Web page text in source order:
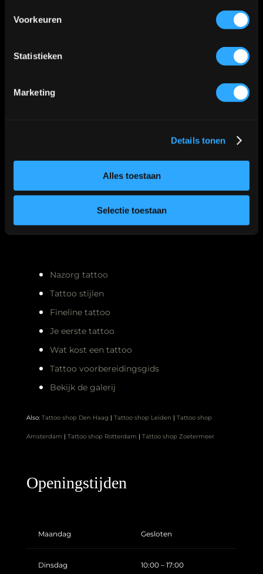
Voorkeuren
Statistieken
Marketing
Details tonen
Alles toestaan
Selectie toestaan
Klikhier
Meest gelezen
Nazorg tattoo
Tattoo stijlen
Fineline tattoo
Je eerste tattoo
Wat kost een tattoo
Tattoo voorbereidingsgids
Bekijk de galerij
Also: Tattoo shop Den Haag | Tattoo shop Leiden | Tattoo shop
Amsterdam | Tattoo shop Rotterdam | Tattoo shop Zoetermeer
Openingstijden
Maandag Gesloten
Dinsdag 10:00 – 17:00